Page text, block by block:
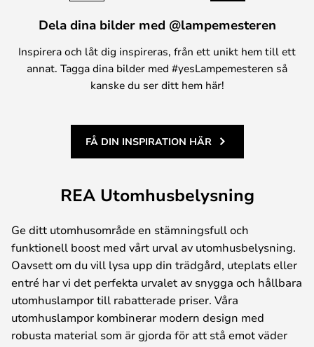
Dela dina bilder med @lampemesteren
Inspirera och låt dig inspireras, från ett unikt hem till ett
annat. Tagga dina bilder med #yesLampemesteren så
kanske du ser ditt hem här!
FÅ DIN INSPIRATION HÄR
REA Utomhusbelysning
Ge ditt utomhusområde en stämningsfull och
funktionell boost med vårt urval av utomhusbelysning.
Oavsett om du vill lysa upp din trädgård, uteplats eller
entré har vi det perfekta urvalet av snygga och hållbara
utomhuslampor till rabatterade priser. Våra
utomhuslampor kombinerar modern design med
robusta material som är gjorda för att stå emot väder